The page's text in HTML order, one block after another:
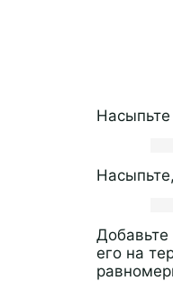
Добавьте
его на